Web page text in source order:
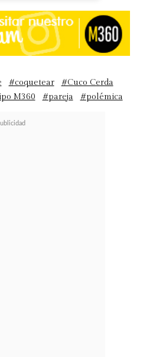
#coquetear
#Cuco Cerda
M360 #pareja #polémica